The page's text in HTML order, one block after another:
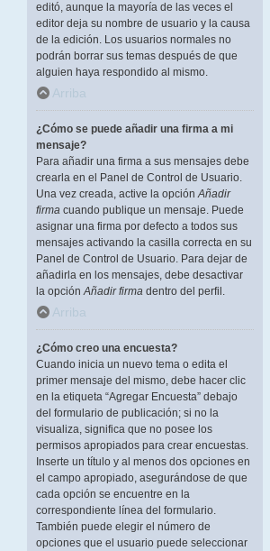
editó, aunque la mayoría de las veces el
editor deja su nombre de usuario y la causa
de la edición. Los usuarios normales no
podrán borrar sus temas después de que
alguien haya respondido al mismo.
Arriba
¿Cómo se puede añadir una firma a mi
mensaje?
Para añadir una firma a sus mensajes debe
crearla en el Panel de Control de Usuario.
Una vez creada, active la opciónAñadir
firma cuando publique un mensaje. Puede
asignar una firma por defecto a todos sus
mensajes activando la casilla correcta en su
Panel de Control de Usuario. Para dejar de
añadirla en los mensajes, debe desactivar
la opciónAñadir firma dentro del perfil.
Arriba
¿Cómo creo una encuesta?
Cuando inicia un nuevo tema o edita el
primer mensaje del mismo, debe hacer clic
en la etiqueta “Agregar Encuesta” debajo
del formulario de publicación; si no la
visualiza, significa que no posee los
permisos apropiados para crear encuestas.
Inserte un título y al menos dos opciones en
el campo apropiado, asegurándose de que
cada opción se encuentre en la
correspondiente línea del formulario.
También puede elegir el número de
opciones que el usuario puede seleccionar